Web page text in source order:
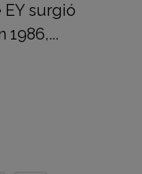
EY surgió
1986,...